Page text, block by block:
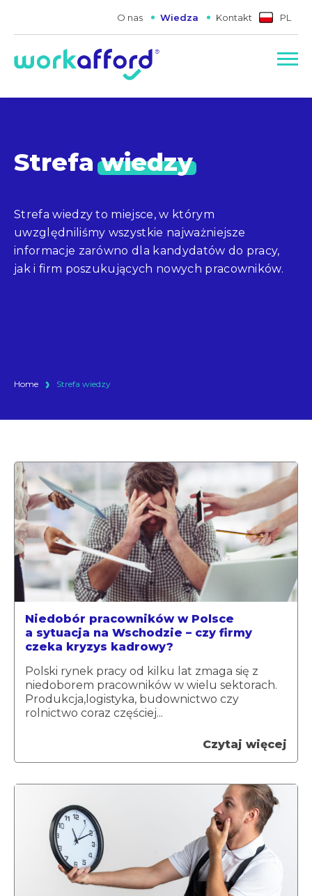
O nas Wiedza Kontakt PL
Strefawiedzy
Strefa wiedzy to miejsce, w którym
uwzględniliśmy wszystkie najważniejsze
informacje zarówno dla kandydatów do pracy,
jak i firm poszukujących nowych pracowników.
Home Strefa wiedzy
Niedobór pracowników w Polsce
a sytuacja na Wschodzie – czy firmy
czeka kryzys kadrowy?
Polski rynek pracy od kilku lat zmaga się z
niedoborem pracowników w wielu sektorach.
Produkcja,logistyka, budownictwo czy
rolnictwo coraz częściej...
Czytaj więcej